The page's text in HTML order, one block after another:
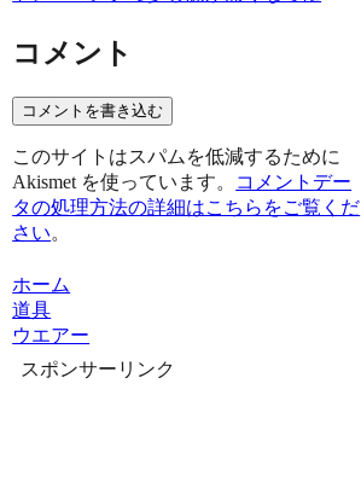
コメント
コメントを書き込む
このサイトはスパムを低減するために
Akismet を使っています。
コメントデー
タの処理方法の詳細はこちらをご覧くだ
さい。
ホーム
道具
ウエアー
スポンサーリンク